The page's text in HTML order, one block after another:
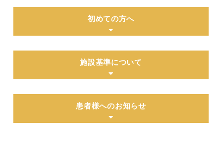
初めての方へ
施設基準について
患者様へのお知らせ